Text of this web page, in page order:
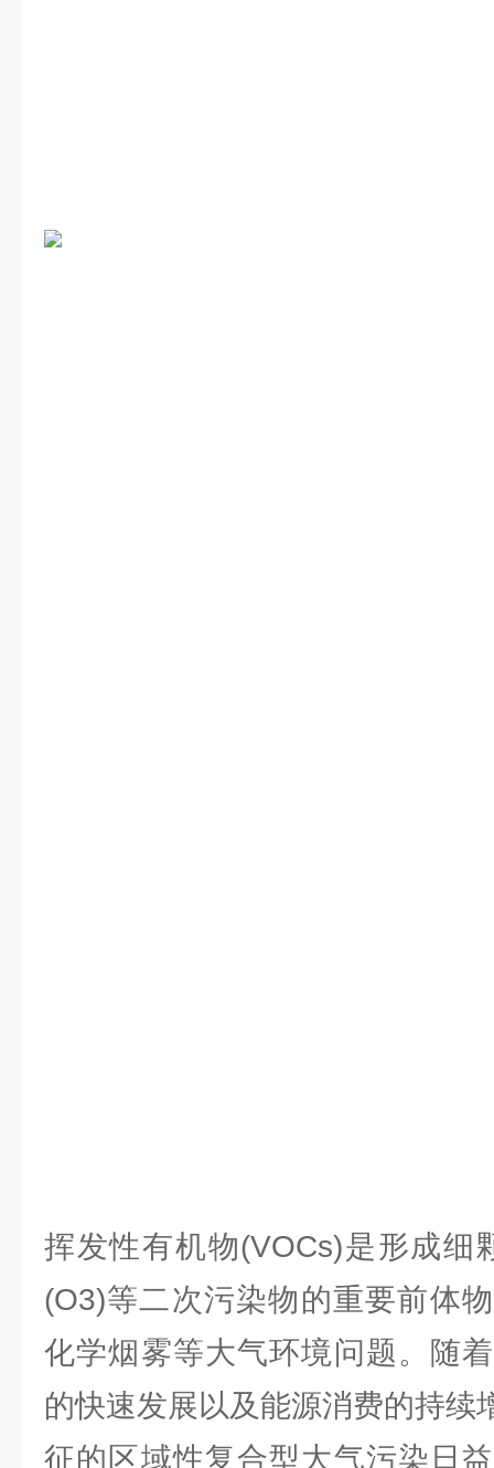
挥发性有机物(VOCs)是形成细
(O3)等二次污染物的重要前体
化学烟雾等大气环境问题。随
的快速发展以及能源消费的持续
征的区域性复合型大气污染日